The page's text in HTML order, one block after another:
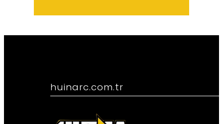
huinarc.com.tr